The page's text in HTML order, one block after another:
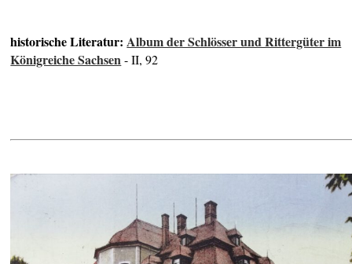
historische Literatur:Album der Schlösser und Rittergüter im
Königreiche Sachsen- II, 92